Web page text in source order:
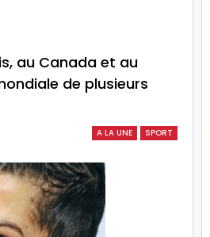
au Canada et au
de plusieurs
A LA UNE SPORT